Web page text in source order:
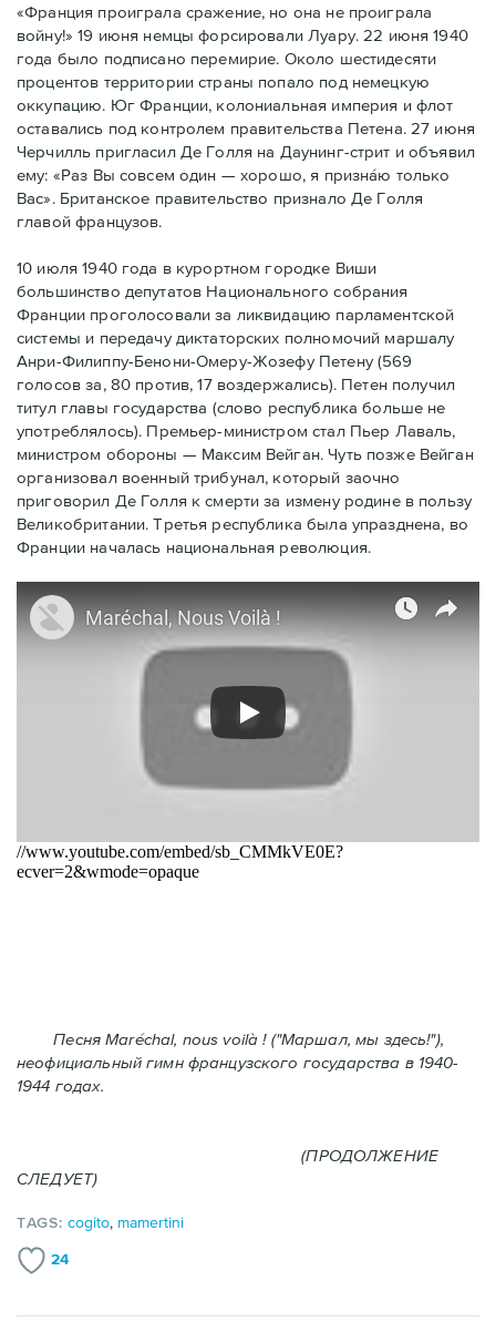
«Франция проиграла сражение, но она не проиграла
войну!» 19 июня немцы форсировали Луару. 22 июня 1940
года было подписано перемирие. Около шестидесяти
процентов территории страны попало под немецкую
оккупацию. Юг Франции, колониальная империя и флот
оставались под контролем правительства Петена. 27 июня
Черчилль пригласил Де Голля на Даунинг-стрит и объявил
ему: «Раз Вы совсем один — хорошо, я признáю только
Вас». Британское правительство признало Де Голля
главой французов.
10 июля 1940 года в курортном городке Виши
большинство депутатов Национального собрания
Франции проголосовали за ликвидацию парламентской
системы и передачу диктаторских полномочий маршалу
Анри-Филиппу-Бенони-Омеру-Жозефу Петену (569
голосов за, 80 против, 17 воздержались). Петен получил
титул главы государства (слово республика больше не
употреблялось). Премьер-министром стал Пьер Лаваль,
министром обороны — Максим Вейган. Чуть позже Вейган
организовал военный трибунал, который заочно
приговорил Де Голля к смерти за измену родине в пользу
Великобритании. Третья республика была упразднена, во
Франции началась национальная революция.
Песня Maréchal, nous voilà ! ("Маршал, мы здесь!"),
неофициальный гимн французского государства в 1940-
1944 годах.
(ПРОДОЛЖЕНИЕ
СЛЕДУЕТ)
TAGS:cogito, mamertini
24